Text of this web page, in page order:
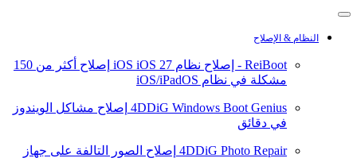
النظام & الإصلاح
ReiBoot - إصلاح نظام iOS iOS 27
إصلاح أكثر من 150
مشكلة في نظام iOS/iPadOS
4DDiG Windows Boot Genius إصلاح مشاكل الويندوز
في دقائق
4DDiG Photo Repair إصلاح الصور التالفة على جهاز